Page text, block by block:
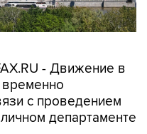
- Движение в
с проведением
департаменте